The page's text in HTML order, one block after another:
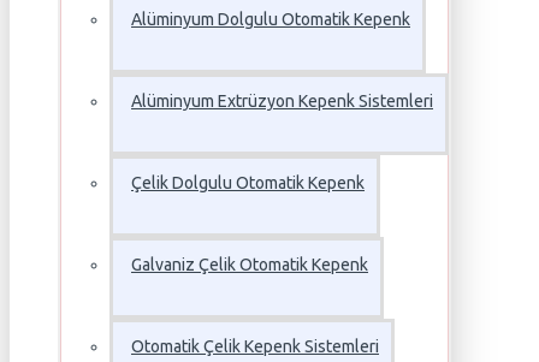
Alüminyum Dolgulu Otomatik Kepenk
Alüminyum Extrüzyon Kepenk Sistemleri
Çelik Dolgulu Otomatik Kepenk
Galvaniz Çelik Otomatik Kepenk
Otomatik Çelik Kepenk Sistemleri